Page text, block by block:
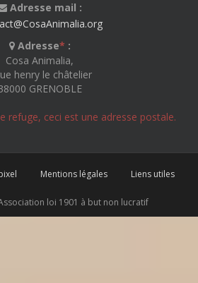
Adresse mail :
Adresse* :
Cosa Animalia,
henry le châtelier
GRENOBLE
refuge, ceci est une adresse postale.
Mentions légales Liens utiles
loi 1901 à but non lucratif